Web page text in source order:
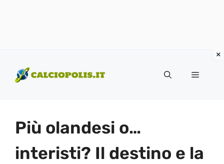
contenuto
Menu
Più olandesi o…
interisti? Il destino e la